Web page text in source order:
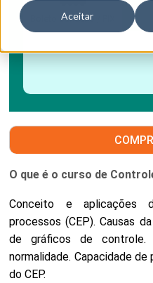
Aceitar
Boleto bancário / PIX
O que é o curso de
Conceito e aplicações
processos (CEP). Causas
de gráficos de controle.
normalidade. Capacidade
do CEP.